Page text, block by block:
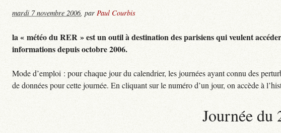
mardi 7 novembre 2006, par Paul Courbis
la « météo du RER » est un outil à destination des parisiens qui veulent
informations depuis octobre 2006.
Mode d’emploi : pour chaque jour du calendrier, les journées ayant connu des
de données pour cette journée. En cliquant sur le numéro d’un jour, on accède à
Journée du